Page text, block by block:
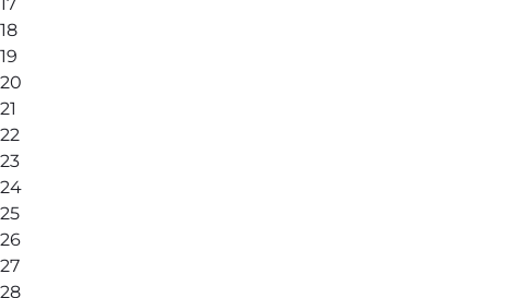
18
19
20
21
22
23
24
25
26
27
28